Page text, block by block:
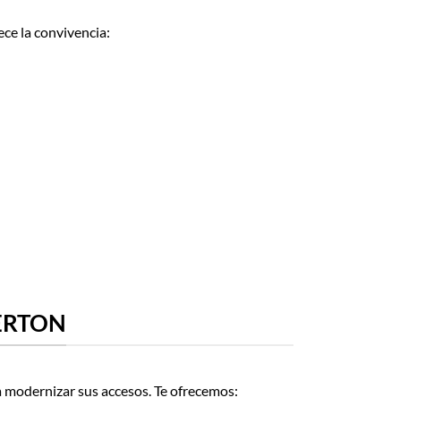
la convivencia:
sus accesos. Te ofrecemos: